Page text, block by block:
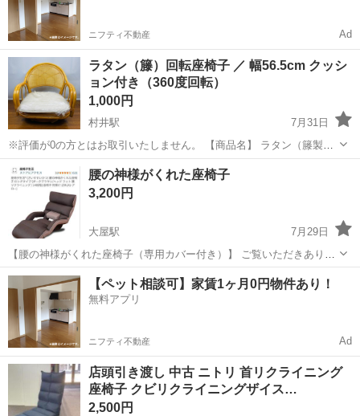
ニフティ不動産 Ad
ラタン（籐）回転座椅子 ／ 幅56.5cm クッシ
ョン付き（360度回転）
1,000円
村井駅
7月31日
※評価が0の方とはお取引いたしません。 【商品名】 ラタン（籐製）
回転座椅子（ローチェア） 【サイズ】 * 幅 56.5 × 奥行 52 × 高さ 59
cm * 座面高：20 cm 【商品の状態】 ...
長野 松本市 村井駅 椅子
腰の神様がくれた座椅子
3,200円
大屋駅
7月29日
【腰の神様がくれた座椅子（専用カバー付き）】 ご覧いただきありが
とうございます。 「腰の神様がくれた座椅子」と「専用カバー」のセ
ットです。 数年前にAmazonで購入しましたが、引っ越しに伴い出品
します。 【商品詳細】 ...
長野 上田市 大屋駅 椅子
【ペット相談可】家賃1ヶ月0円物件あり！
無料アプリ
ニフティ不動産 Ad
店頭引き渡し 中古 ニトリ 首リクライニング
座椅子 クビリクライニングザイス…
2,500円